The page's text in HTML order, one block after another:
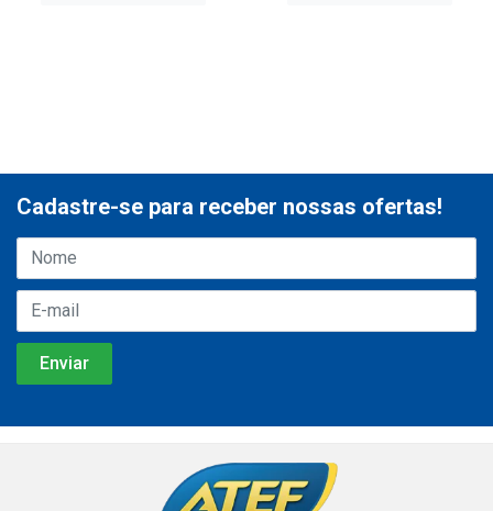
Cadastre-se para receber nossas ofertas!